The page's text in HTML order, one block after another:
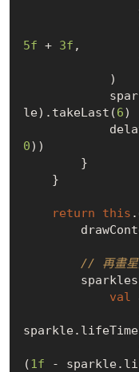
5f + 3f ,
le).takeLast(6)
0))
return this
// 再畫星
val
(1f -